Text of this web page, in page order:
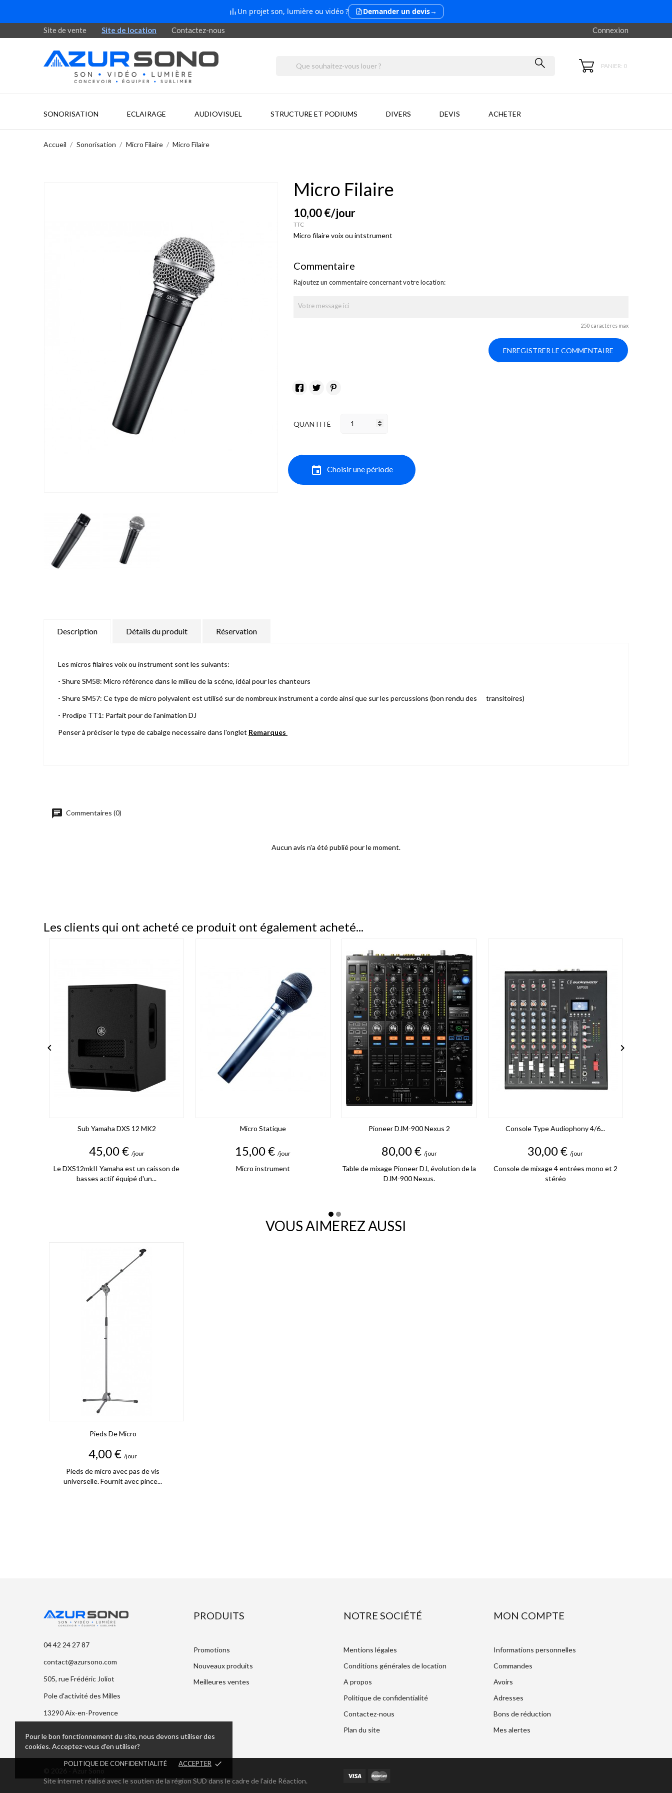
Pour le bon fonctionnement du site, nous devons utiliser des
cookies. Acceptez-vous d'en utiliser?
POLITIQUE DE CONFIDENTIALITÉ ACCEPTER done
Un projet son, lumière ou vidéo ? Demander un devis→
Site de vente Site de location Contactez-nous Connexion
PANIER: 0
SONORISATION ECLAIRAGE AUDIOVISUEL STRUCTURE ET PODIUMS DIVERS DEVIS ACHETER
Accueil Sonorisation Micro Filaire Micro Filaire
Micro Filaire
10,00 €/jour
TTC
Micro filaire voix ou intstrument
Commentaire
Rajoutez un commentaire concernant votre location:
250 caractères max
ENREGISTRER LE COMMENTAIRE
QUANTITÉ
event Choisir une période
Description Détails du produit Réservation
Les micros filaires voix ou instrument sont les suivants:
- Shure SM58: Micro référence dans le milieu de la scéne, idéal pour les chanteurs
- Shure SM57: Ce type de micro polyvalent est utilisé sur de nombreux instrument a corde ainsi que sur les percussions (bon rendu des transitoires)
- Prodipe TT1: Parfait pour de l'animation DJ
Penser à préciser le type de cabalge necessaire dans l'onglet Remarques
Commentaires (0)
Aucun avis n'a été publié pour le moment.
Les clients qui ont acheté ce produit ont également acheté...
Sub Yamaha DXS 12 MK2
Prix
45,00 € /jour
Le DXS12mkII Yamaha est un caisson de
basses actif équipé d'un...
Micro Statique
Prix
15,00 € /jour
Micro instrument
Pioneer DJM-900 Nexus 2
Prix
80,00 € /jour
Table de mixage Pioneer DJ, évolution de la
DJM-900 Nexus.
Console Type Audiophony 4/6...
Prix
30,00 € /jour
Console de mixage 4 entrées mono et 2
stéréo
 
VOUS AIMEREZ AUSSI
Pieds De Micro
Prix
4,00 € /jour
Pieds de micro avec pas de vis
universelle. Fournit avec pince...
04 42 24 27 87
contact@azursono.com
505, rue Frédéric Joliot
Pole d'activité des Milles
13290 Aix-en-Provence
PRODUITS
Promotions
Nouveaux produits
Meilleures ventes
NOTRE SOCIÉTÉ
Mentions légales
Conditions générales de location
A propos
Politique de confidentialité
Contactez-nous
Plan du site
MON COMPTE
Informations personnelles
Commandes
Avoirs
Adresses
Bons de réduction
Mes alertes
Site internet réalisé avec le soutien de la région SUD dans le cadre de l'aide Réaction.